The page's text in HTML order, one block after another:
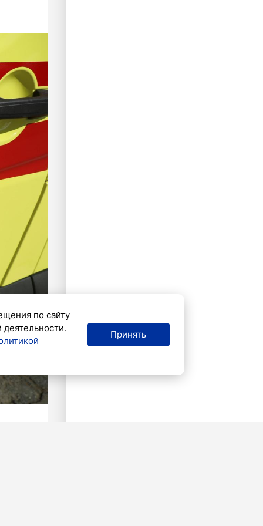
по сайту
Принять